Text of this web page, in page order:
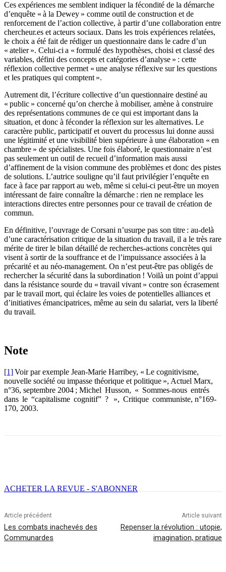
Ces expériences me semblent indiquer la fécondité de la démarche
d’enquête « à la Dewey » comme outil de construction et de
renforcement de l’action collective, à partir d’une collaboration entre
chercheur.es et acteurs sociaux. Dans les trois expériences relatées,
le choix a été fait de rédiger un questionnaire dans le cadre d’un
« atelier ». Celui-ci a « formulé des hypothèses, choisi et classé des
variables, défini des concepts et catégories d’analyse » : cette
réflexion collective permet « une analyse réflexive sur les questions
et les pratiques qui comptent ».
Autrement dit, l’écriture collective d’un questionnaire destiné au
« public » concerné qu’on cherche à mobiliser, amène à construire
des représentations communes de ce qui est important dans la
situation, et donc à féconder la réflexion sur les alternatives. Le
caractère public, participatif et ouvert du processus lui donne aussi
une légitimité et une visibilité bien supérieure à une élaboration « en
chambre » de spécialistes. Une fois élaboré, le questionnaire n’est
pas seulement un outil de recueil d’information mais aussi
d’affinement de la vision commune des problèmes et donc des pistes
de solutions. L’autrice souligne qu’il faut privilégier l’enquête en
face à face par rapport au web, même si celui-ci peut-être un moyen
intéressant de faire connaître la démarche : rien ne remplace les
interactions directes entre personnes pour ce travail de création de
commun.
En définitive, l’ouvrage de Corsani n’usurpe pas son titre : au-delà
d’une caractérisation critique de la situation du travail, il a le très rare
mérite de tirer le bilan détaillé de recherches-actions concrètes qui
visent à sortir de la souffrance et de l’impuissance associées à la
précarité et au néo-management. On n’est peut-être pas obligés de
rechercher la sécurité dans la subordination ! Voilà un point d’appui
dans la résistance sourde du « travail vivant » contre son écrasement
par le travail mort, qui éclaire les voies de potentielles alliances et
d’initiatives émancipatrices, même au sein du salariat, vers la liberté
du travail.
Note
[1]Voir par exemple Jean-Marie Harribey, « Le cognitivisme,
nouvelle société ou impasse théorique et politique », Actuel Marx,
n°36, septembre 2004 ; Michel Husson, « Sommes-nous entrés
dans le “capitalisme cognitif” ? », Critique communiste, n°169-
170, 2003.
ACHETER LA REVUE - S'ABONNER
Article précédent
Les combats inachevés des
Communardes
Article suivant
Repenser la révolution : utopie,
imagination, pratique